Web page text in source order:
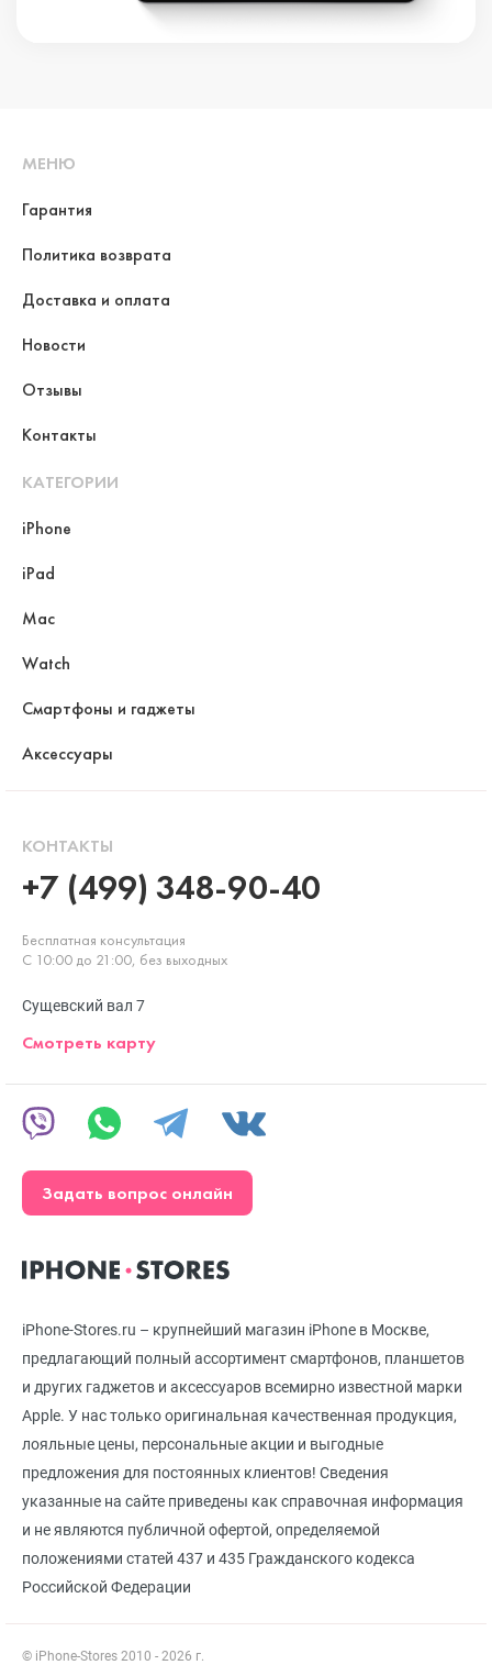
iPhone-Stores.ru – крупнейший магазин iPhone в Москве,
предлагающий полный ассортимент смартфонов, планшетов
и других гаджетов и аксессуаров всемирно известной марки
Apple. У нас только оригинальная качественная продукция,
лояльные цены, персональные акции и выгодные
предложения для постоянных клиентов! Сведения
указанные на сайте приведены как справочная информация
и не являются публичной офертой, определяемой
положениями статей 437 и 435 Гражданского кодекса
Российской Федерации
© iPhone-Stores 2010 - 2026 г.
МЕНЮ
Гарантия
Политика возврата
Доставка и оплата
Новости
Отзывы
Контакты
КАТЕГОРИИ
iPhone
iPad
Mac
Watch
Смартфоны и гаджеты
Аксессуары
КОНТАКТЫ
+7 (499) 348-90-40
Бесплатная консультация
С 10:00 до 21:00, без выходных
Сущевский вал 7
Смотреть карту
Задать вопрос онлайн